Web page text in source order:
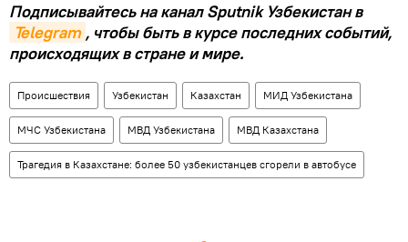
Подписывайтесь на канал Sputnik Узбекистан в
Telegram , чтобы быть в курсе последних событий,
происходящих в стране и мире.
Происшествия Узбекистан Казахстан МИД Узбекистана
МЧС Узбекистана МВД Узбекистана МВД Казахстана
Трагедия в Казахстане: более 50 узбекистанцев сгорели в автобусе